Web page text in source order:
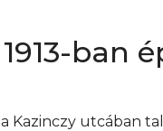
ban
Kazinczy utcában